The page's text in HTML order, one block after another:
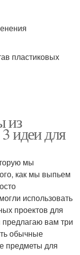
пластиковых
из
идеи для
мы
как мы выпьем
использовать
проектов для
вам три
обычные
предметы для